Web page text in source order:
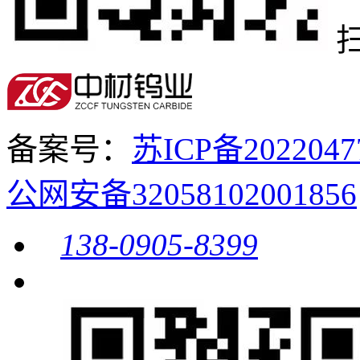
备案号： 苏ICP备
公网安备32058102001856
138-0905-8399